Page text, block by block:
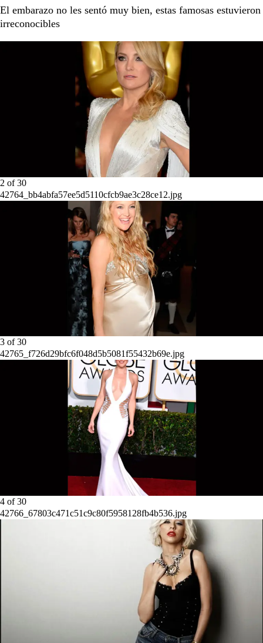
El embarazo no les sentó muy bien, estas famosas estuvieron
irreconocibles
2 of30
42764_bb4abfa57ee5d5110cfcb9ae3c28ce12.jpg
3 of30
42765_f726d29bfc6f048d5b5081f55432b69e.jpg
4 of30
42766_67803c471c51c9c80f5958128fb4b536.jpg